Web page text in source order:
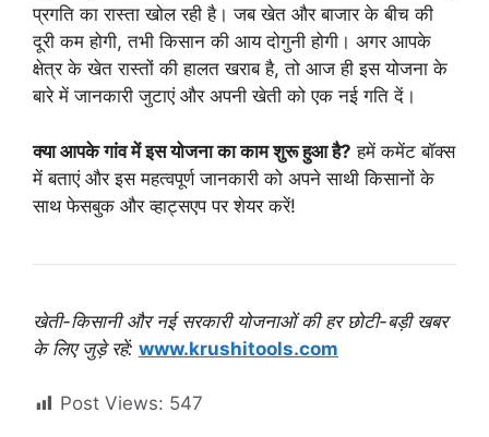
प्रगति का रास्ता खोल रही है। जब खेत और बाजार के बीच की
दूरी कम होगी, तभी किसान की आय दोगुनी होगी। अगर आपके
क्षेत्र के खेत रास्तों की हालत खराब है, तो आज ही इस योजना के
बारे में जानकारी जुटाएं और अपनी खेती को एक नई गति दें।
क्या आपके गांव में इस योजना का काम शुरू हुआ है? हमें कमेंट बॉक्स
में बताएं और इस महत्वपूर्ण जानकारी को अपने साथी किसानों के
साथ फेसबुक और व्हाट्सएप पर शेयर करें!
खेती-किसानी और नई सरकारी योजनाओं की हर छोटी-बड़ी खबर
के लिए जुड़े रहें: www.krushitools.com
Post Views: 547